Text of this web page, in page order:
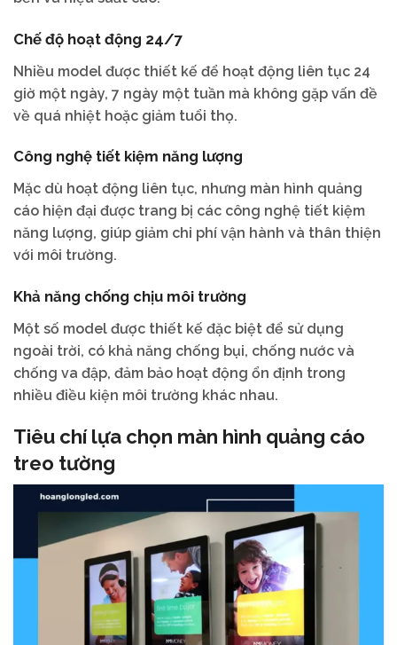
Chế độ hoạt động 24/7
Nhiều model được thiết kế để hoạt động liên tục 24
giờ một ngày, 7 ngày một tuần mà không gặp vấn đề
về quá nhiệt hoặc giảm tuổi thọ.
Công nghệ tiết kiệm năng lượng
Mặc dù hoạt động liên tục, nhưng màn hình quảng
cáo hiện đại được trang bị các công nghệ tiết kiệm
năng lượng, giúp giảm chi phí vận hành và thân thiện
với môi trường.
Khả năng chống chịu môi trường
Một số model được thiết kế đặc biệt để sử dụng
ngoài trời, có khả năng chống bụi, chống nước và
chống va đập, đảm bảo hoạt động ổn định trong
nhiều điều kiện môi trường khác nhau.
Tiêu chí lựa chọn màn hình quảng cáo
treo tường